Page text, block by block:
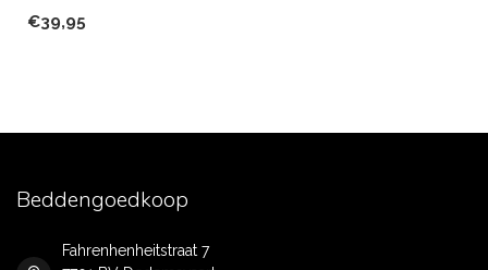
€39,95
Beddengoedkoop
Fahrenhenheitstraat 7